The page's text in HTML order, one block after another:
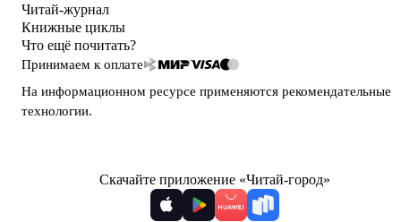
Читай-журнал
Книжные циклы
Что ещё почитать?
Принимаем к оплате
На информационном ресурсе применяются рекомендательные
технологии.
Скачайте приложение «Читай-город»